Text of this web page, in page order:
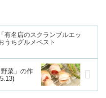
有名店のスクランブルエッ
うちグルメベスト
野菜」の作